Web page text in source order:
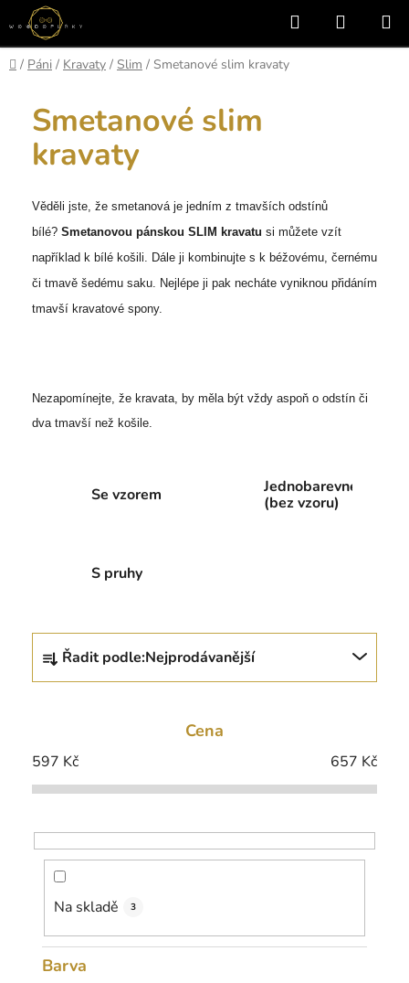
Přejít
na
obsah
Hledat
KOŠÍK
Domů
/ Páni / Kravaty / Slim / Smetanové slim kravaty
Smetanové slim
kravaty
Věděli jste, že smetanová je jedním z tmavších odstínů
bílé? Smetanovou pánskou SLIM kravatu si můžete vzít
například k bílé košili. Dále ji kombinujte s k béžovému, černému
či tmavě šedému saku. Nejlépe ji pak necháte vyniknou přidáním
tmavší kravatové spony.
Nezapomínejte, že kravata, by měla být vždy aspoň o odstín či
dva tmavší než košile.
Se vzorem
Jednobarevné
(bez vzoru)
S pruhy
Ř
z
í
p
o
d
ů
Řadit podle:Nejprodávanější
Cena
597 Kč 657 Kč
Na skladě 3
Barva